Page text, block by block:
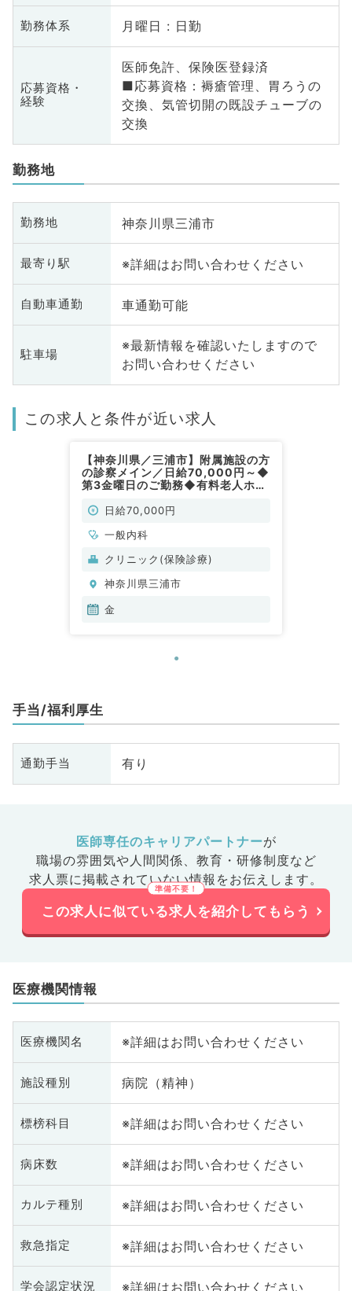
勤務体系 月曜日 : 日勤
応募資格・
経験
医師免許、保険医登録済
■応募資格：褥瘡管理、胃ろうの
交換、気管切開の既設チューブの
交換
勤務地
勤務地 神奈川県三浦市
最寄り駅 ※詳細はお問い合わせください
自動車通勤 車通勤可能
駐車場
※最新情報を確認いたしますので
お問い合わせください
この求人と条件が近い求人
【神奈川県／三浦市】附属施設の方
の診察メイン／日給70,000円～◆
第3金曜日のご勤務◆有料老人ホー
日給70,000円
一般内科
クリニック(保険診療)
神奈川県三浦市
金
手当/福利厚生
通勤手当 有り
医師専任のキャリアパートナーが
職場の雰囲気や人間関係、 教育・研修制度など
求人票に掲載されていない情報をお伝えします。
この求人に似ている求人を紹介してもらう
医療機関情報
医療機関名 ※詳細はお問い合わせください
施設種別 病院（精神）
標榜科目 ※詳細はお問い合わせください
病床数 ※詳細はお問い合わせください
カルテ種別 ※詳細はお問い合わせください
救急指定 ※詳細はお問い合わせください
学会認定状況 ※詳細はお問い合わせください